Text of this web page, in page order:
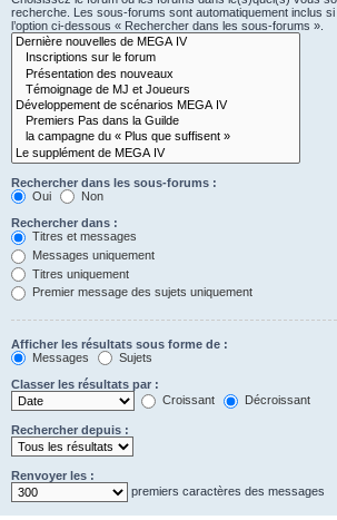
recherche. Les sous-forums sont automatiquement inclus
l’option ci-dessous « Rechercher dans les sous-forums ».
Rechercher dans les sous-forums :
Oui
Non
Rechercher dans :
Titres et messages
Messages uniquement
Titres uniquement
Premier message des sujets uniquement
Afficher les résultats sous forme de :
Messages
Sujets
Classer les résultats par :
Croissant
Décroissant
Rechercher depuis :
Renvoyer les :
premiers caractères des messages